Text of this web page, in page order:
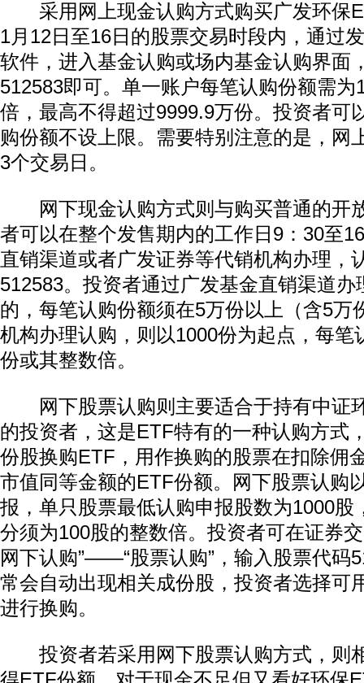
采用网上现金认购方式购买广发环保
1月12日至16日的股票交易时段内，通过
软件，进入基金认购或场内基金认购界面
512583即可。单一账户每笔认购份额需为
倍，最高不得超过9999.9万份。投资者可
购份额不设上限。需要特别注意的是，网
3个交易日。
网下现金认购方式则与购买普通的开
者可以在整个发售期内的工作日9：30至
直销渠道或者广发证券等代销机构办理，
512583。投资者通过广发基金直销渠道办
的，每笔认购份额须在5万份以上（含5万
机构办理认购，则以1000份为起点，每笔
份或其整数倍。
网下股票认购则主要适合于持有中证
的投资者，这是ETF特有的一种认购方式
份股换购ETF，用作换购的股票在扣除佣
市值同等金额的ETF份额。网下股票认购
报，单只股票最低认购申报股数为1000股
分须为100股的整数倍。投资者可在证券
网下认购”——“股票认购”，输入股票代码
常会自动出现相关成份股，投资者选择可
进行换购。
投资者若采用网下股票认购方式，则
动